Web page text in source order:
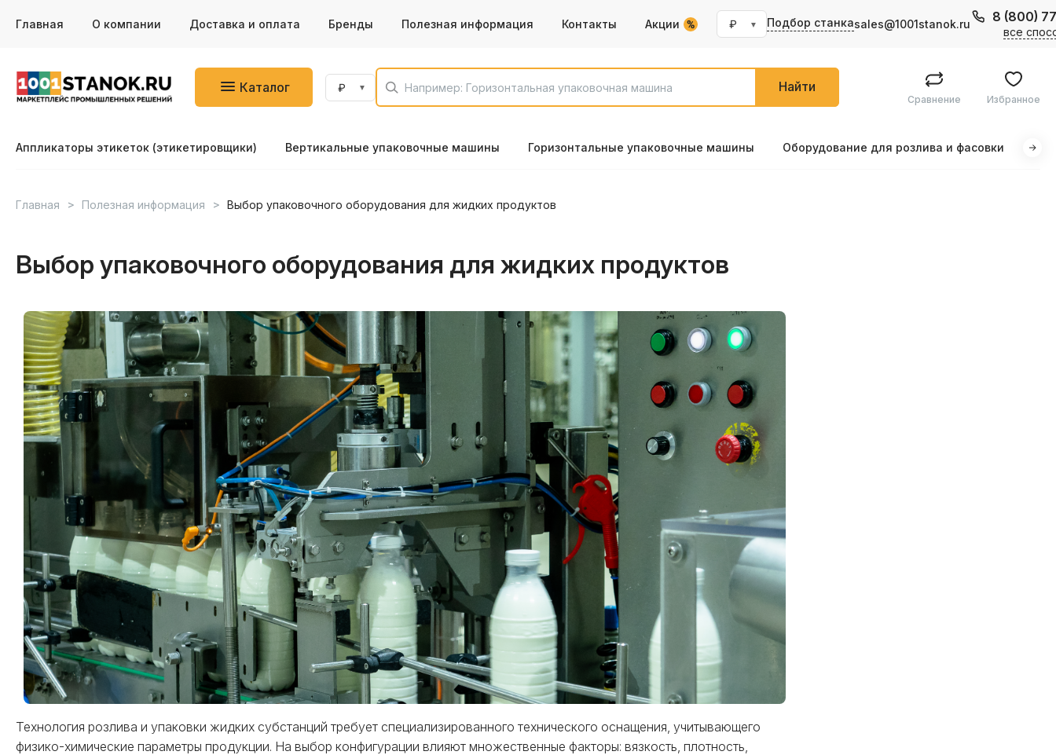
Главная О компании Доставка и оплата Бренды Полезная информация Контакты Акции Подбор станкаsales@1001stanok.ru 8 (800)
все
Каталог Найти
Сравнение Избранное
Аппликаторы этикеток (этикетировщики) Вертикальные упаковочные машины Горизонтальные упаковочные машины Оборудование для розлива и фасовки
Главная Полезная информация Выбор упаковочного оборудования для жидких продуктов
Выбор упаковочного оборудования для жидких продуктов
Технология розлива и упаковки жидких субстанций требует специализированного технического оснащения, учитывающего
физико-химические параметры продукции. На выбор конфигурации влияют множественные факторы: вязкость, плотность,